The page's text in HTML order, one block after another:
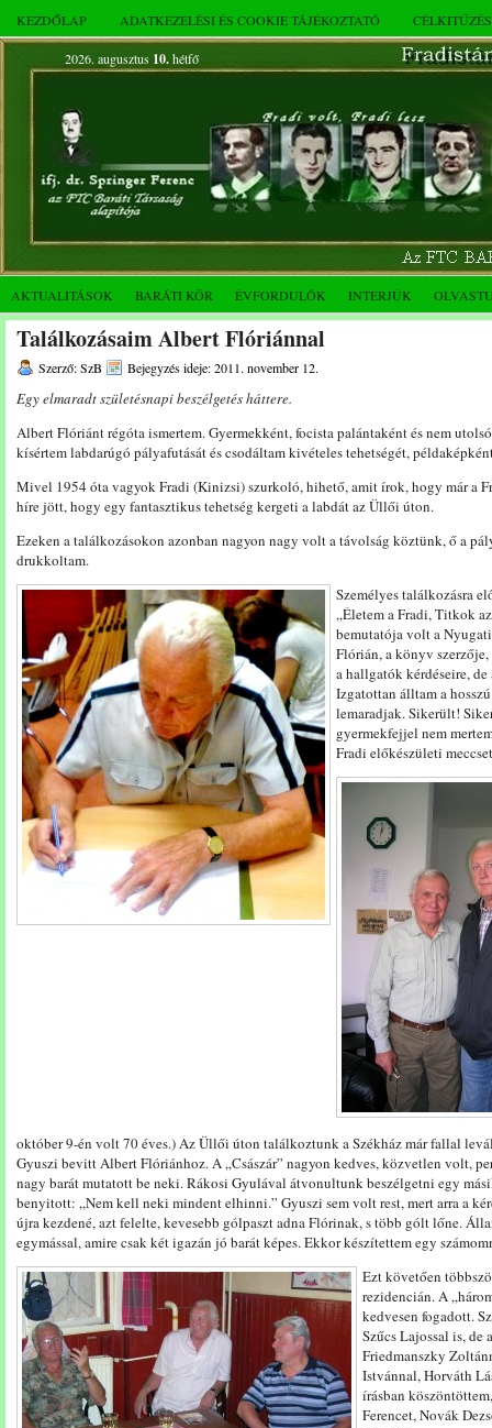
KEZDŐLAP ADATKEZELÉSI ÉS COOKIE TÁJÉKOZTATÓ
2026. augusztus 10.hétfő
AKTUALITÁSOK BARÁTI KÖR ÉVFORDULÓK INTERJÚK
Találkozásaim Albert Flóriánnal
Szerző: SzB Bejegyzés ideje: 2011. november 12.
Egy elmaradt születésnapi beszélgetés háttere.
Albert Flóriánt régóta ismertem. Gyermekként, focista palántaként és nem
kísértem labdarúgó pályafutását és csodáltam kivételes tehetségét,
Mivel 1954 óta vagyok Fradi (Kinizsi) szurkoló, hihető, amit írok, hogy már a
híre jött, hogy egy fantasztikus tehetség kergeti a labdát az Üllői úton.
Ezeken a találkozásokon azonban nagyon nagy volt a távolság köztünk, ő a
drukkoltam.
Személyes találkozásra
„Életem a Fradi, Titkok
bemutatója volt a
Flórián, a könyv
a hallgatók kérdéseire,
Izgatottan álltam a
lemaradjak. Sikerült!
gyermekfejjel nem
Fradi előkészületi
október 9-én volt 70 éves.) Az Üllői úton találkoztunk a Székház már fallal
Gyuszi bevitt Albert Flóriánhoz. A „Császár” nagyon kedves, közvetlen volt,
nagy barát mutatott be neki. Rákosi Gyulával átvonultunk beszélgetni egy
benyitott: „Nem kell neki mindent elhinni.” Gyuszi sem volt rest, mert arra a
újra kezdené, azt felelte, kevesebb gólpaszt adna Flórinak, s több gólt lőne.
egymással, amire csak két igazán jó barát képes. Ekkor készítettem egy
Ezt követően
rezidencián. A
kedvesen fogadott.
Szűcs Lajossal is,
Friedmanszky
Istvánnal, Horváth
írásban
Ferencet, Novák